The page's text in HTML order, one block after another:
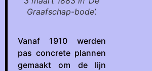
Graafschap-bode’.
Vanaf 1910 werden
pas concrete plannen
gemaakt om de lijn